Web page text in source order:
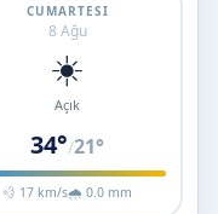
CUMARTESI
8 Ağu
☀️
Açık
34°/21°
💨 17 km/s🌧 0.0 mm